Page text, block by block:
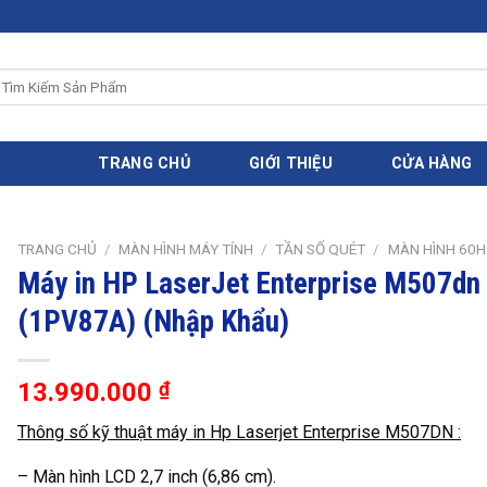
TRANG CHỦ GIỚI THIỆU CỬA HÀNG
TRANG CHỦ / MÀN HÌNH MÁY TÍNH / TẦN SỐ QUÉT / MÀN HÌNH
Máy in HP LaserJet Enterprise M507dn
(1PV87A) (Nhập Khẩu)
13.990.000₫
Thông số kỹ thuật máy in Hp Laserjet Enterprise M507DN :
– Màn hình LCD 2,7 inch (6,86 cm).